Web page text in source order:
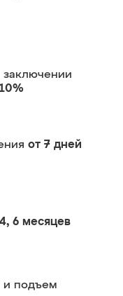
заключении
от 7 дней
6 месяцев
и подъем